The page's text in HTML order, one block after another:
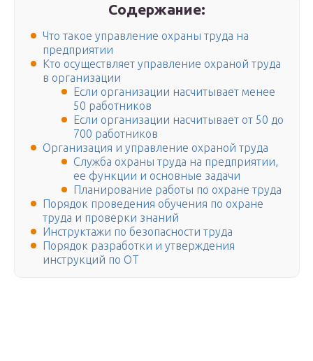
Содержание:
Что такое управление охраны труда на
предприятии
Кто осуществляет управление охраной труда
в организации
Если организации насчитывает менее
50 работников
Если организации насчитывает от 50 до
700 работников
Организация и управление охраной труда
Служба охраны труда на предприятии,
ее функции и основные задачи
Планирование работы по охране труда
Порядок проведения обучения по охране
труда и проверки знаний
Инструктажи по безопасности труда
Порядок разработки и утверждения
инструкций по ОТ